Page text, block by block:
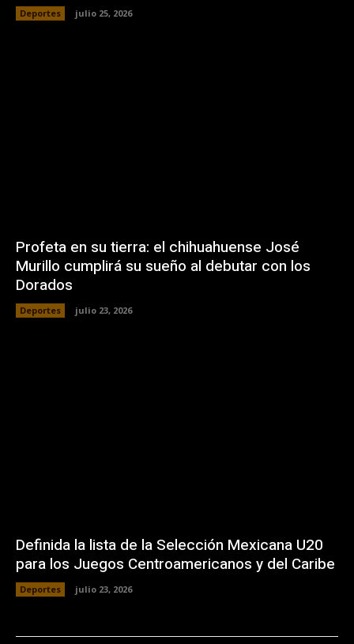
Deportes julio 25, 2026
Profeta en su tierra: el chihuahuense José
Murillo cumplirá su sueño al debutar con los
Dorados
Deportes julio 23, 2026
Definida la lista de la Selección Mexicana U20
para los Juegos Centroamericanos y del Caribe
Deportes julio 23, 2026